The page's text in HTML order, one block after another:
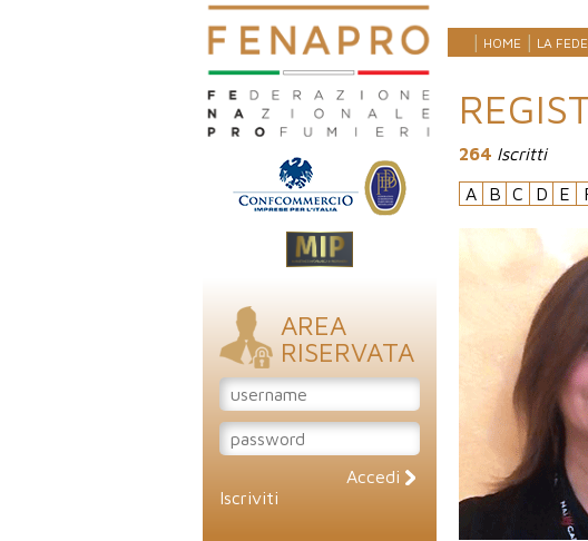
AREA
RISERVATA
Accedi
Iscriviti
HOME LA
264 Iscritti
A
B C D E